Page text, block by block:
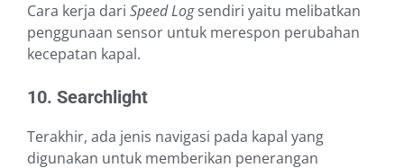
Cara kerja dari Speed Logsendiri yaitu melibatkan
penggunaan sensor untuk merespon perubahan
kecepatan kapal.
10. Searchlight
Terakhir, ada jenis navigasi pada kapal yang
digunakan untuk memberikan penerangan